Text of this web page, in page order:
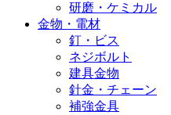
研磨・ケミカル
金物・電材
釘・ビス
ネジボルト
建具金物
針金・チェーン
補強金具